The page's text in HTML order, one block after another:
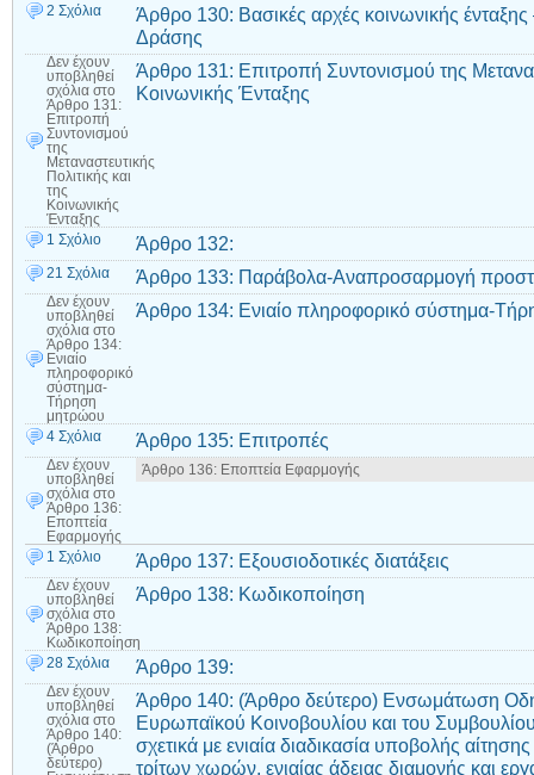
2 Σχόλια
Άρθρο 130: Βασικές αρχές κοινωνικής
Δράσης
Δεν έχουν
υποβληθεί
σχόλια στο
Άρθρο 131:
Επιτροπή
Συντονισμού
της
Μεταναστευτικής
Πολιτικής και
της
Κοινωνικής
Ένταξης
Άρθρο 131: Επιτροπή Συντονισμού της
Κοινωνικής Ένταξης
1 Σχόλιο Άρθρο 132:
21 Σχόλια Άρθρο 133: Παράβολα-Αναπροσαρμογή
Δεν έχουν
υποβληθεί
σχόλια στο
Άρθρο 134:
Ενιαίο
πληροφορικό
σύστημα-
Τήρηση
μητρώου
Άρθρο 134: Ενιαίο πληροφορικό σύστημα-
4 Σχόλια Άρθρο 135: Επιτροπές
Δεν έχουν
υποβληθεί
σχόλια στο
Άρθρο 136:
Εποπτεία
Εφαρμογής
Άρθρο 136: Εποπτεία Εφαρμογής
1 Σχόλιο Άρθρο 137: Εξουσιοδοτικές διατάξεις
Δεν έχουν
υποβληθεί
σχόλια στο
Άρθρο 138:
Κωδικοποίηση
Άρθρο 138: Κωδικοποίηση
28 Σχόλια Άρθρο 139:
Δεν έχουν
υποβληθεί
σχόλια στο
Άρθρο 140:
(Άρθρο
δεύτερο)
Άρθρο 140: (Άρθρο δεύτερο) Ενσωμάτωση
Ευρωπαϊκού Κοινοβουλίου και του
σχετικά με ενιαία διαδικασία υποβολής
τρίτων χωρών, ενιαίας άδειας διαμονής και